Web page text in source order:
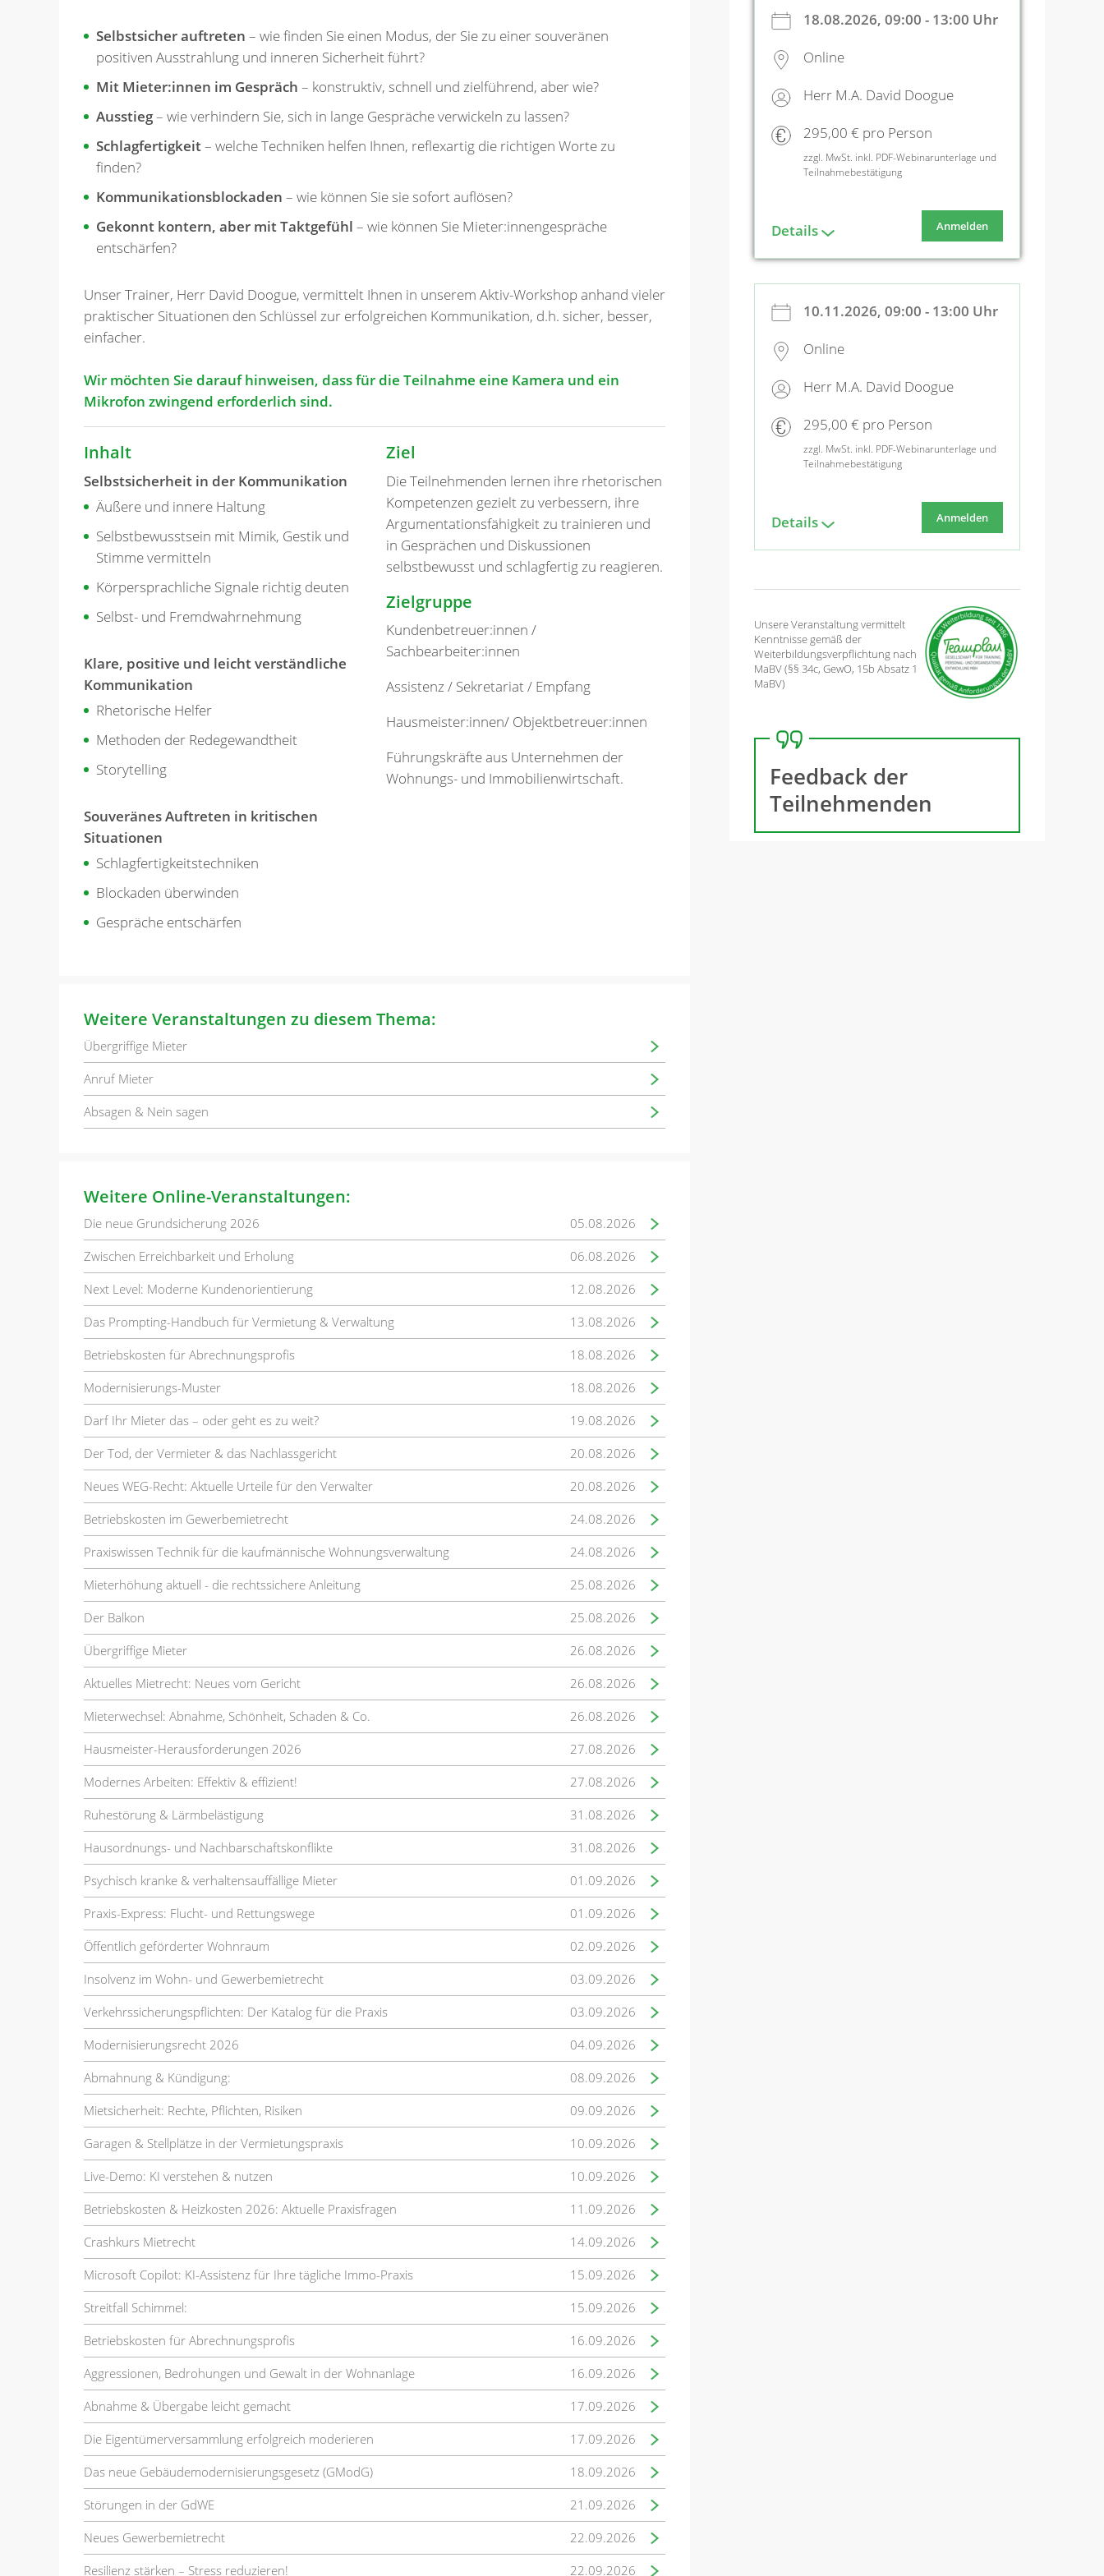
Selbstsicher auftreten – wie finden Sie einen Modus, der Sie zu einer souveränen
positiven Ausstrahlung und inneren Sicherheit führt?
Mit Mieter:innen im Gespräch – konstruktiv, schnell und zielführend, aber wie?
Ausstieg– wie verhindern Sie, sich in lange Gespräche verwickeln zu lassen?
Schlagfertigkeit– welche Techniken helfen Ihnen, reflexartig die richtigen Worte zu
finden?
Kommunikationsblockaden – wie können Sie sie sofort auflösen?
Gekonnt kontern, aber mit Taktgefühl – wie können Sie Mieter:innengespräche
entschärfen?
Unser Trainer, Herr David Doogue, vermittelt Ihnen in unserem Aktiv-Workshop anhand vieler
praktischer Situationen den Schlüssel zur erfolgreichen Kommunikation, d.h. sicher, besser,
einfacher.
Wir möchten Sie darauf hinweisen, dass für die Teilnahme eine Kamera und ein
Mikrofon zwingend erforderlich sind.
Inhalt
Selbstsicherheit in der Kommunikation
Äußere und innere Haltung
Selbstbewusstsein mit Mimik, Gestik und
Stimme vermitteln
Körpersprachliche Signale richtig deuten
Selbst- und Fremdwahrnehmung
Klare, positive und leicht verständliche
Kommunikation
Rhetorische Helfer
Methoden der Redegewandtheit
Storytelling
Souveränes Auftreten in kritischen
Situationen
Schlagfertigkeitstechniken
Blockaden überwinden
Gespräche entschärfen
Ziel
Die Teilnehmenden lernen ihre rhetorischen
Kompetenzen gezielt zu verbessern, ihre
Argumentationsfähigkeit zu trainieren und
in Gesprächen und Diskussionen
selbstbewusst und schlagfertig zu reagieren.
Zielgruppe
Kundenbetreuer:innen /
Sachbearbeiter:innen
Assistenz / Sekretariat / Empfang
Hausmeister:innen/ Objektbetreuer:innen
Führungskräfte aus Unternehmen der
Wohnungs- und Immobilienwirtschaft.
Weitere Veranstaltungen zu diesem Thema:
Übergriffige Mieter
Anruf Mieter
Absagen & Nein sagen
Weitere Online-Veranstaltungen:
Die neue Grundsicherung 2026
05.08.2026
Zwischen Erreichbarkeit und Erholung
06.08.2026
Next Level: Moderne Kundenorientierung
12.08.2026
Das Prompting-Handbuch für Vermietung & Verwaltung
13.08.2026
Betriebskosten für Abrechnungsprofis
18.08.2026
Modernisierungs-Muster
18.08.2026
Darf Ihr Mieter das – oder geht es zu weit?
19.08.2026
Der Tod, der Vermieter & das Nachlassgericht
20.08.2026
Neues WEG-Recht: Aktuelle Urteile für den Verwalter
20.08.2026
Betriebskosten im Gewerbemietrecht
24.08.2026
Praxiswissen Technik für die kaufmännische Wohnungsverwaltung
24.08.2026
Mieterhöhung aktuell - die rechtssichere Anleitung
25.08.2026
Der Balkon
25.08.2026
Übergriffige Mieter
26.08.2026
Aktuelles Mietrecht: Neues vom Gericht
26.08.2026
Mieterwechsel: Abnahme, Schönheit, Schaden & Co.
26.08.2026
Hausmeister-Herausforderungen 2026
27.08.2026
Modernes Arbeiten: Effektiv & effizient!
27.08.2026
Ruhestörung & Lärmbelästigung
31.08.2026
Hausordnungs- und Nachbarschaftskonflikte
31.08.2026
Psychisch kranke & verhaltensauffällige Mieter
01.09.2026
Praxis-Express: Flucht- und Rettungswege
01.09.2026
Öffentlich geförderter Wohnraum
02.09.2026
Insolvenz im Wohn- und Gewerbemietrecht
03.09.2026
Verkehrssicherungspflichten: Der Katalog für die Praxis
03.09.2026
Modernisierungsrecht 2026
04.09.2026
Abmahnung & Kündigung:
08.09.2026
Mietsicherheit: Rechte, Pflichten, Risiken
09.09.2026
Garagen & Stellplätze in der Vermietungspraxis
10.09.2026
Live-Demo: KI verstehen & nutzen
10.09.2026
Betriebskosten & Heizkosten 2026: Aktuelle Praxisfragen
11.09.2026
Crashkurs Mietrecht
14.09.2026
Microsoft Copilot: KI-Assistenz für Ihre tägliche Immo-Praxis
15.09.2026
Streitfall Schimmel:
15.09.2026
Betriebskosten für Abrechnungsprofis
16.09.2026
Aggressionen, Bedrohungen und Gewalt in der Wohnanlage
16.09.2026
Abnahme & Übergabe leicht gemacht
17.09.2026
Die Eigentümerversammlung erfolgreich moderieren
17.09.2026
Das neue Gebäudemodernisierungsgesetz (GModG)
18.09.2026
Störungen in der GdWE
21.09.2026
Neues Gewerbemietrecht
22.09.2026
Resilienz stärken – Stress reduzieren!
22.09.2026
18.08.2026, 09:00 - 13:00 Uhr
Online
Herr M.A. David Doogue
295,00 € pro Person
zzgl. MwSt. inkl. PDF-Webinarunterlage und
Teilnahmebestätigung
Details Anmelden
10.11.2026, 09:00 - 13:00 Uhr
Online
Herr M.A. David Doogue
295,00 € pro Person
zzgl. MwSt. inkl. PDF-Webinarunterlage und
Teilnahmebestätigung
Details Anmelden
Unsere Veranstaltung vermittelt
Kenntnisse gemäß der
Weiterbildungsverpflichtung nach
MaBV (§§ 34c, GewO, 15b Absatz 1
MaBV)
Feedback der
Teilnehmenden